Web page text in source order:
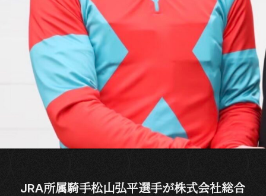
JRA所属騎手松山弘平選手が株式会社総合